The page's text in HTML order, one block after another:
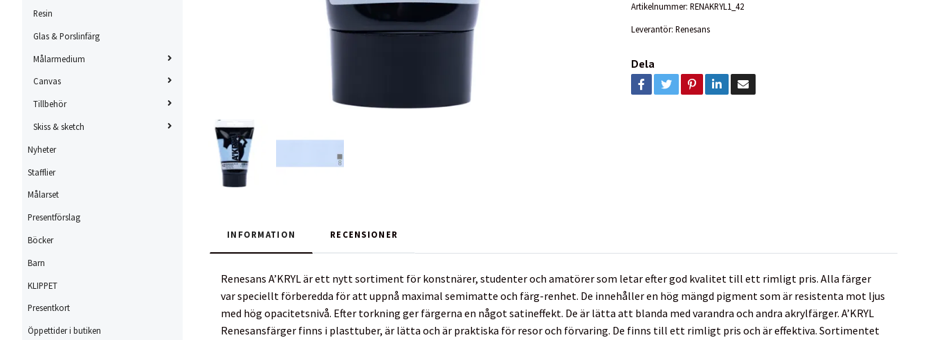
Resin
Glas & Porslinfärg
Målarmedium
Canvas
Tillbehör
Skiss & sketch
Nyheter
Stafflier
Målarset
Presentförslag
Böcker
Barn
KLIPPET
Presentkort
Öppettider i butiken
Artikelnummer: RENAKRYL1_42
Leverantör: Renesans
Dela
INFORMATION RECENSIONER
Renesans A’KRYL är ett nytt sortiment för konstnärer, studenter och amatörer som letar efter god kvalitet till ett rimligt pris. Alla färger
var speciellt förberedda för att uppnå maximal semimatte och färg-renhet. De innehåller en hög mängd pigment som är resistenta mot ljus
med hög opacitetsnivå. Efter torkning ger färgerna en något satineffekt. De är lätta att blanda med varandra och andra akrylfärger. A’KRYL
Renesansfärger finns i plasttuber, är lätta och är praktiska för resor och förvaring. De finns till ett rimligt pris och är effektiva. Sortimentet